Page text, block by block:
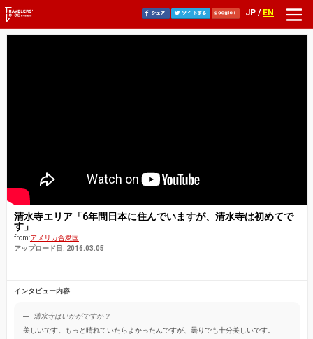
JP / EN
清水寺エリア「6年間日本に住んでいますが、清水寺は初めてで
す」
from:アメリカ合衆国
アップロード日: 2016.03.05
インタビュー内容
清水寺はいかがですか？
美しいです。もっと晴れていたらよかったんですが、曇りでも十分美しいです。